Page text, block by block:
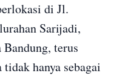
di Jl.
Sarijadi,
terus
hanya sebagai